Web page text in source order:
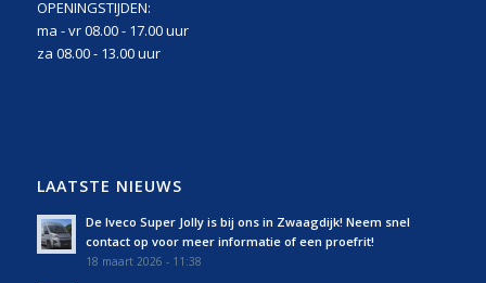
OPENINGSTIJDEN:
ma - vr 08.00 - 17.00 uur
za 08.00 - 13.00 uur
LAATSTE NIEUWS
De Iveco Super Jolly is bij ons in Zwaagdijk! Neem snel
contact op voor meer informatie of een proefrit!
18 maart 2026 - 11:38